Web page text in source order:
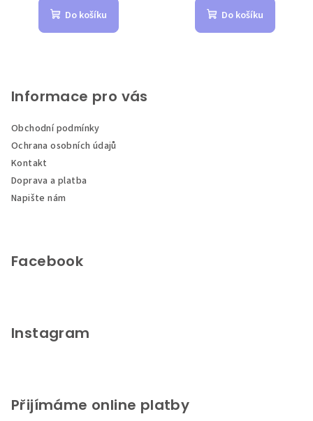
Do košíku Do košíku
Informace pro vás
Obchodní podmínky
Ochrana osobních údajů
Kontakt
Doprava a platba
Napište nám
Facebook
Instagram
Přijímáme online platby